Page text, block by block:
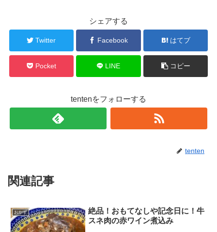
シェアする
Twitter Facebook はてブ
Pocket LINE コピー
tentenをフォローする
tenten
関連記事
おかず
絶品！おもてなしや記念日に！牛
スネ肉の赤ワイン煮込み